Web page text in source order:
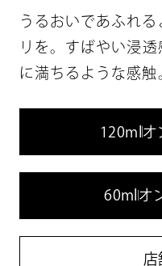
うるおいであふれ
リを。 すばやい浸透
に満ちるような感触
1 20m オ
60m オ
店